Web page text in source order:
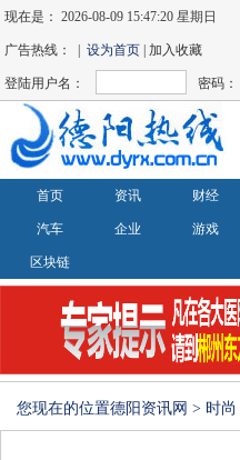
现在是：2026-08-09 15:47:20 星期日
广告热线： |设为首页 | 加入收藏
登陆用户名： 密码：
首页 资讯 财经
汽车 企业 游戏
区块链
您现在的位置德阳资讯网 > 时尚